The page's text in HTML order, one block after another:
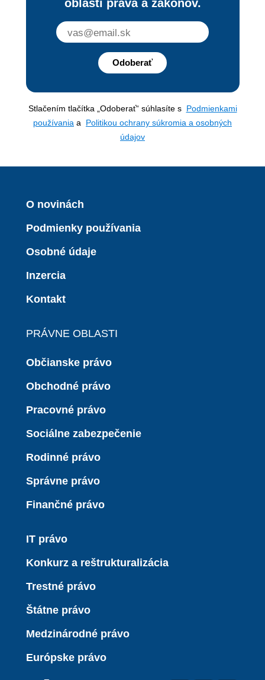
oblasti práva a zákonov.
Odoberať
Stlačením tlačítka „Odoberať“ súhlasíte s Podmienkami
používania a Politikou ochrany súkromia a osobných
údajov
O novinách
Podmienky používania
Osobné údaje
Inzercia
Kontakt
PRÁVNE OBLASTI
Občianske právo
Obchodné právo
Pracovné právo
Sociálne zabezpečenie
Rodinné právo
Správne právo
Finančné právo
IT právo
Konkurz a reštrukturalizácia
Trestné právo
Štátne právo
Medzinárodné právo
Európske právo